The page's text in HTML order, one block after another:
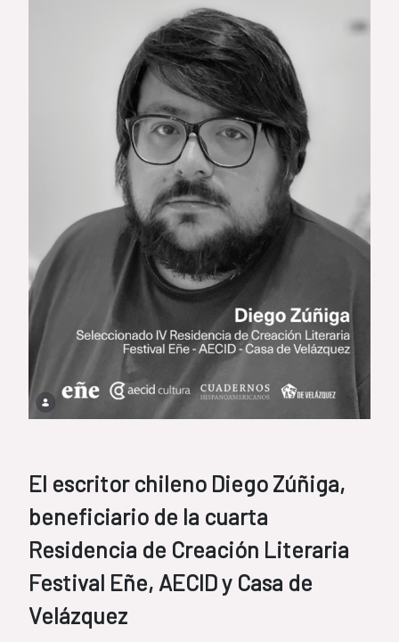
El escritor chileno Diego Zúñiga,
beneficiario de la cuarta
Residencia de Creación Literaria
Festival Eñe, AECID y Casa de
Velázquez